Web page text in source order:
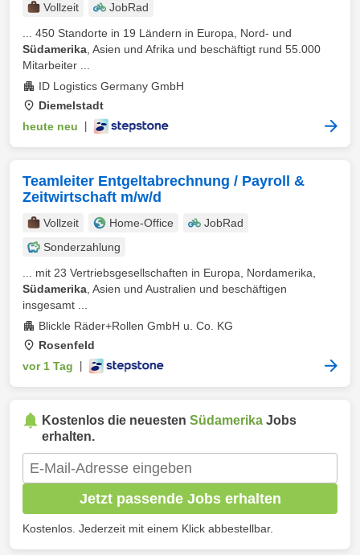
Vollzeit
JobRad
... 450 Standorte in 19 Ländern in Europa, Nord- und
Südamerika , Asien und Afrika und beschäftigt rund 55.000
Mitarbeiter ...
ID Logistics Germany GmbH
Diemelstadt
heute neu
Teamleiter Entgeltabrechnung / Payroll &
Zeitwirtschaft m/w/d
Vollzeit Home-Office
JobRad
Sonderzahlung
... mit 23 Vertriebsgesellschaften in Europa, Nordamerika,
Südamerika , Asien und Australien und beschäftigen
insgesamt ...
Blickle Räder+Rollen GmbH u. Co. KG
Rosenfeld
vor 1 Tag
Kostenlos die neuesten Südamerika Jobs
erhalten.
Jetzt passende Jobs erhalten
Kostenlos. Jederzeit mit einem Klick abbestellbar.